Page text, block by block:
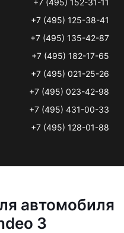
+7 (495) 152-31-11
+7 (495) 125-38-41
+7 (495) 135-42-87
+7 (495) 182-17-65
+7 (495) 021-25-26
+7 (495) 023-42-98
+7 (495) 431-00-33
+7 (495) 128-01-88
автомобиля
3